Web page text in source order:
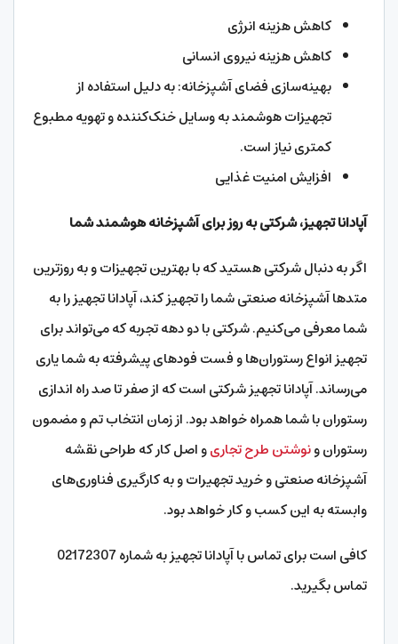
کاهش هزینه انرژی
کاهش هزینه نیروی انسانی
بهینه‌سازی فضای آشپزخانه: به دلیل استفاده از
تجهیزات هوشمند به وسایل خنک‌کننده و تهویه مطبوع
کمتری نیاز است.
افزایش امنیت غذایی
آپادانا تجهیز، شرکتی به روز برای آشپزخانه هوشمند شما
اگر به دنبال شرکتی هستید که با بهترین تجهیزات و به روزترین
متدها آشپزخانه صنعتی شما را تجهیز کند، آپادانا تجهیز را به
شما معرفی می‌کنیم. شرکتی با دو دهه تجربه که می‌تواند برای
تجهیز انواع رستوران‌ها و فست فودهای پیشرفته به شما یاری
می‌رساند. آپادانا تجهیز شرکتی است که از صفر تا صد راه اندازی
رستوران با شما همراه خواهد بود. از زمان انتخاب تم و مضمون
رستوران ونوشتن طرح تجاریو اصل کار که طراحی نقشه
آشپزخانه صنعتی و خرید تجهیرات و به کارگیری فناوری‌های
وابسته به این کسب و کار خواهد بود.
کافی است برای تماس با آپادانا تجهیز به شماره 02172307
تماس بگیرید.